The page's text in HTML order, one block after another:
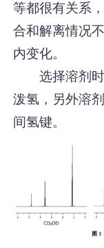
等都很有关系
合和解离情况
内变化。
选择溶剂
泼氢，另外溶
间氢键。